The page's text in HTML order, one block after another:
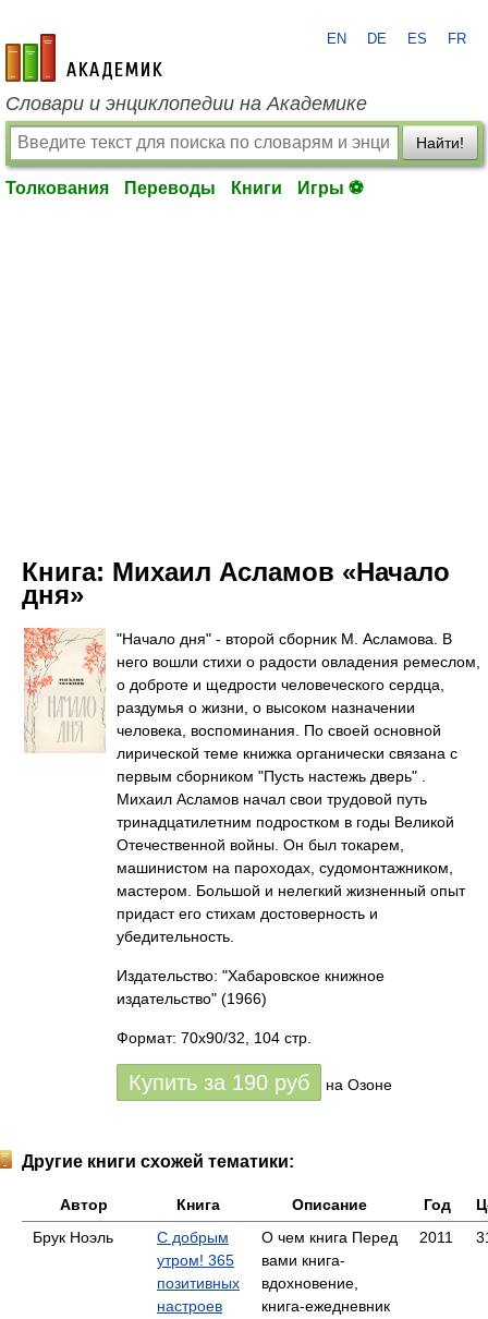
academic.ru
EN DE ES FR
Словари и энциклопедии на Академике
Найти!
Толкования Переводы Книги Игры ⚽
Книга: Михаил Асламов «Начало
дня»
"Начало дня" - второй сборник М. Асламова. В
него вошли стихи о радости овладения ремеслом,
о доброте и щедрости человеческого сердца,
раздумья о жизни, о высоком назначении
человека, воспоминания. По своей основной
лирической теме книжка органически связана с
первым сборником "Пусть настежь дверь" .
Михаил Асламов начал свои трудовой путь
тринадцатилетним подростком в годы Великой
Отечественной войны. Он был токарем,
машинистом на пароходах, судомонтажником,
мастером. Большой и нелегкий жизненный опыт
придаст его стихам достоверность и
убедительность.
Издательство: "Хабаровское книжное
издательство" (1966)
Формат: 70x90/32, 104 стр.
Купить за 190 руб на Озоне
Другие книги схожей тематики:
Автор Книга Описание Год
Брук Ноэль
С добрым
утром! 365
позитивных
настроев
О чем книга Перед
вами книга-
вдохновение,
книга-ежедневник
2011